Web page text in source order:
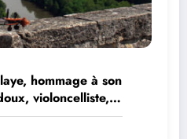
hommage à son
violoncelliste,